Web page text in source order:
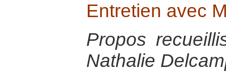
Entretien avec
Propos
Nathalie